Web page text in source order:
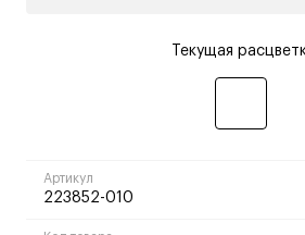
Текущая
Артикул
223852-010